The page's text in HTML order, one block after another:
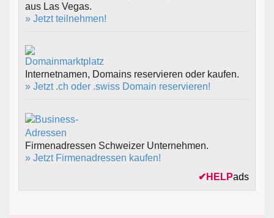
aus Las Vegas.
» Jetzt teilnehmen!
Internetnamen, Domains reservieren oder kaufen.
» Jetzt .ch oder .swiss Domain reservieren!
Firmenadressen Schweizer Unternehmen.
» Jetzt Firmenadressen kaufen!
✔ HELPads